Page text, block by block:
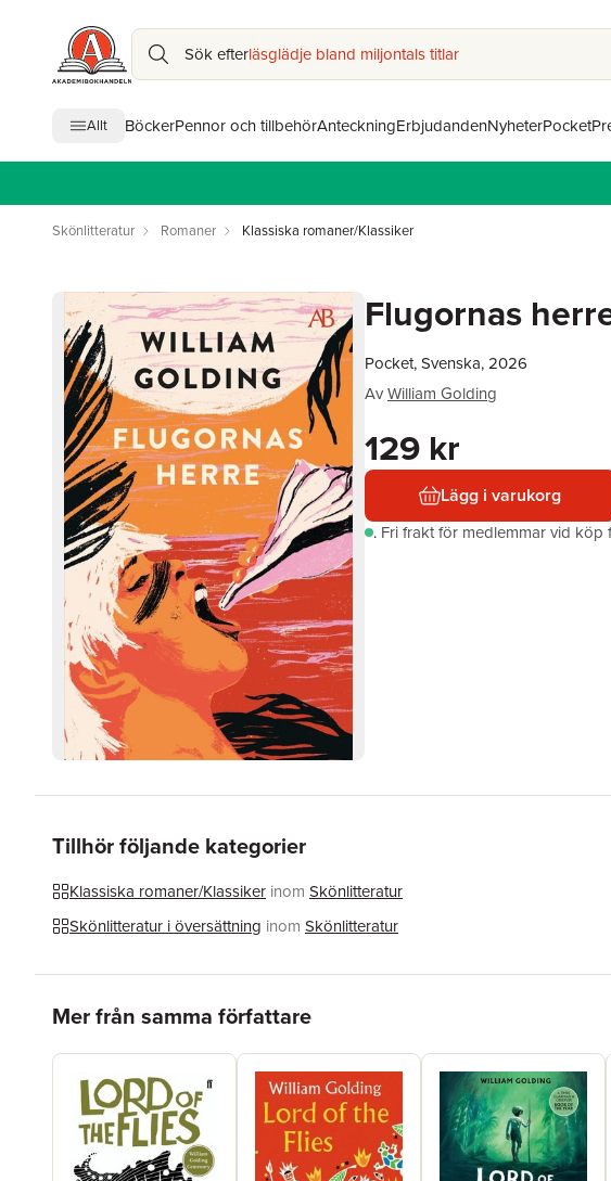
Sök efterläsglädje bland miljontals titlar
Allt BöckerPennor och tillbehörAnteckningErbjudandenNyheterPocket
Skönlitteratur Romaner Klassiska romaner/Klassiker
Flugornas
Pocket, Svenska, 2026
AvWilliam Golding
129 kr
Lägg i varukorg
. Fri frakt för medlemmar vid köp
Tillhör följande kategorier
Klassiska romaner/Klassiker inom Skönlitteratur
Skönlitteratur i översättning inom Skönlitteratur
Mer från samma författare